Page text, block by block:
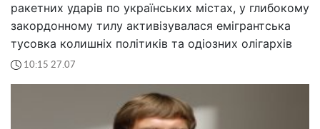
ракетних ударів по українських містах, у глибокому
закордонному тилу активізувалася емігрантська
тусовка колишніх політиків та одіозних олігархів
10:15 27.07